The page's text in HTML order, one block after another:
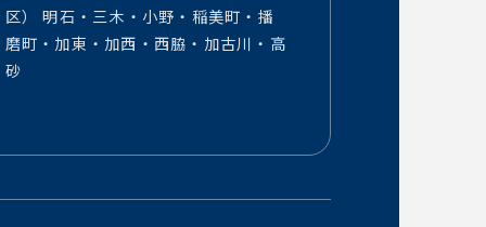
区） 明石・三木・小野・稲美町・播
磨町・加東・加西・西脇・加古川・高
砂